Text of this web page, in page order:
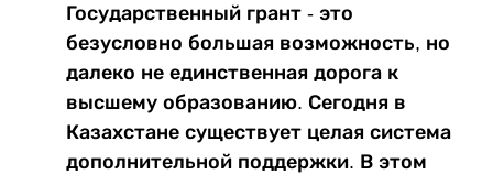
Государственный грант - это
безусловно большая возможность, но
далеко не единственная дорога к
высшему образованию. Сегодня в
Казахстане существует целая система
дополнительной поддержки. В этом